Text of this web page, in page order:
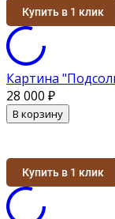
Купить в 1 клик
Картина
28 000 ₽
В корзину
Купить в 1 клик